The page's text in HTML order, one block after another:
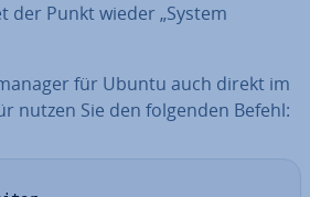
der Punkt wieder „System
für Ubuntu auch direkt im
nutzen Sie den folgenden Befehl: